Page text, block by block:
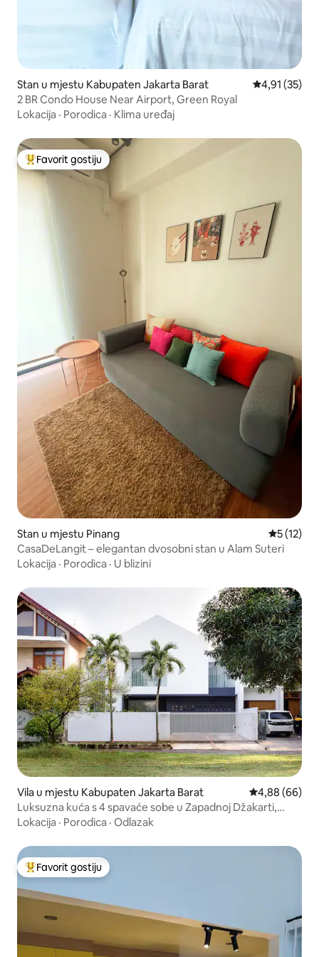
Stan u mjestu Kabupaten Jakarta Barat Prosječna
4,91 (35)
2 BR Condo House Near Airport, Green Royal
Lokacija · Porodica · Klima uređaj
Glavni favorit gostiju
Favorit gostiju
Stan u mjestu Pinang Prosječna
5 (12)
CasaDeLangit – elegantan dvosobni stan u Alam Suteri
Lokacija · Porodica · U blizini
Vila u mjestu Kabupaten Jakarta Barat Prosječna
4,88 (66)
Luksuzna kuća s 4 spavaće sobe u Zapadnoj Džakarti,
JivaLaras
Lokacija · Porodica · Odlazak
Glavni favorit gostiju
Favorit gostiju